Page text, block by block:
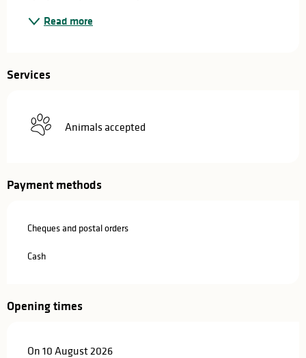
Read more
Services
Animals accepted
Payment methods
Cheques and postal orders
Cash
Opening times
On 10 August 2026